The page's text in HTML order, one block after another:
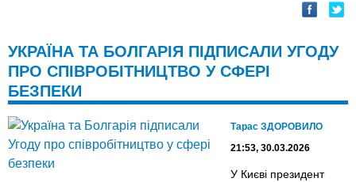
УКРАЇНА ТА БОЛГАРІЯ ПІДПИСАЛИ УГОДУ
ПРО СПІВРОБІТНИЦТВО У СФЕРІ
БЕЗПЕКИ
Тарас ЗДОРОВИЛО
21:53, 30.03.2026
У Києві президент